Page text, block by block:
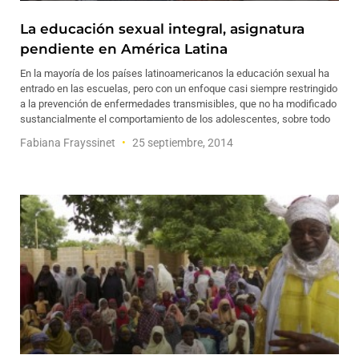
La educación sexual integral, asignatura
pendiente en América Latina
En la mayoría de los países latinoamericanos la educación sexual ha
entrado en las escuelas, pero con un enfoque casi siempre restringido
a la prevención de enfermedades transmisibles, que no ha modificado
sustancialmente el comportamiento de los adolescentes, sobre todo
Fabiana Frayssinet 25 septiembre, 2014